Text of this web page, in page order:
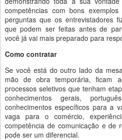
competências com bons
perguntas que os entrevistadores
que podem ser feitas antes de
você já vai mais preparado para
Como contratar
Se você está do outro lado da
mão de obra temporária, ficam
processos seletivos que tenham
conhecimentos gerais,
conhecimentos específicos para a
vaga para o comércio,
competência de comunicação e de
pode ser um diferencial.